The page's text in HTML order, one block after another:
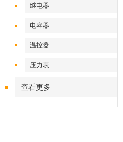
继电器
电容器
温控器
压力表
查看更多